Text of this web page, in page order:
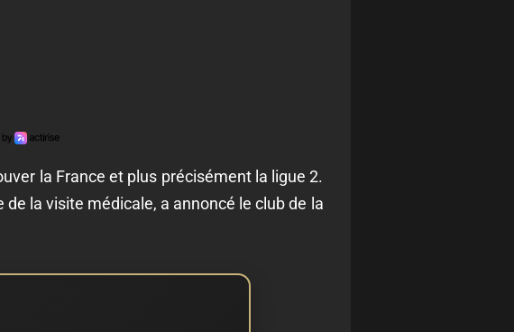
la France et plus précisément la ligue 2.
la visite médicale, a annoncé le club de la